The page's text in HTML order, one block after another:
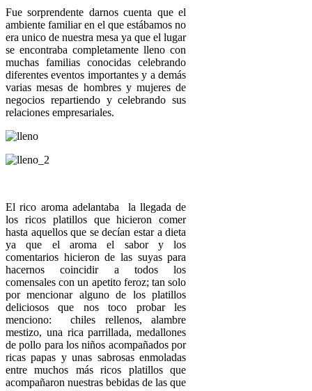
Fue sorprendente darnos cuenta que el
ambiente familiar en el que estábamos no
era unico de nuestra mesa ya que el lugar
se encontraba completamente lleno con
muchas familias conocidas celebrando
diferentes eventos importantes y a demás
varias mesas de hombres y mujeres de
negocios repartiendo y celebrando sus
relaciones empresariales.
El rico aroma adelantaba la llegada de
los ricos platillos que hicieron comer
hasta aquellos que se decían estar a dieta
ya que el aroma el sabor y los
comentarios hicieron de las suyas para
hacernos coincidir a todos los
comensales con un apetito feroz; tan solo
por mencionar alguno de los platillos
deliciosos que nos toco probar les
menciono: chiles rellenos, alambre
mestizo, una rica parrillada, medallones
de pollo para los niños acompañados por
ricas papas y unas sabrosas enmoladas
entre muchos más ricos platillos que
acompañaron nuestras bebidas de las que